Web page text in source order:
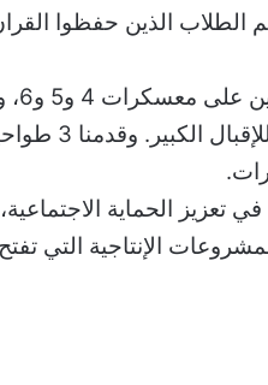
الطلاب الذين حفظوا
وفي
مخيمات علاجية شاملة ووجهنا
تعزيز الحماية
الإنتاجية التي تفتح